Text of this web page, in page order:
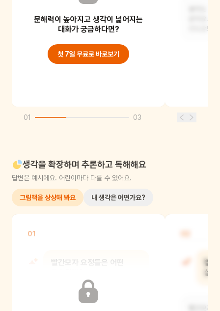
솔이는 아마 처음에는 무서워하고
걱정했을 것 같아요. 하지만 동시에 이
문해력이 높아지고 생각이 넓어지는
대화가 궁금하다면?
첫 7일 무료로 바로보기
안도감도
01 03
생각을 확장하며 추론하고 독해해요
답변은 예시에요. 어린이마다 다를 수 있어요.
그림책을 상상해 봐요 내 생각은 어떤가요?
01
빨간모자 요정들은 어떤
빨
살
빨간모자